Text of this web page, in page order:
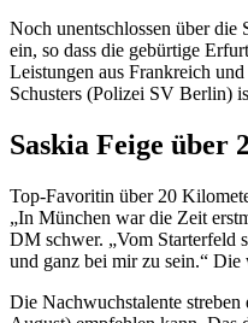
Noch unentschlossen über
ein, so dass die gebürtige
Leistungen aus Frankreich
Schusters (Polizei SV Berlin)
Saskia Feige
Top-Favoritin über 20
„In München war die Zeit
DM schwer. „Vom Starterfeld
und ganz bei mir zu sein.“
Die Nachwuchstalente